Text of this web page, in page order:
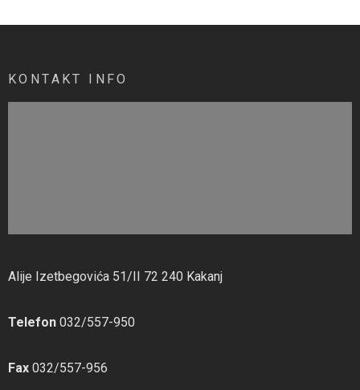
KONTAKT INFO
Alije Izetbegovića 51/II 72 240 Kakanj
Telefon 032/557-950
Fax 032/557-956